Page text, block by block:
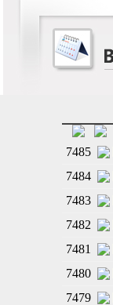
7485
7484
7483
7482
7481
7480
7479